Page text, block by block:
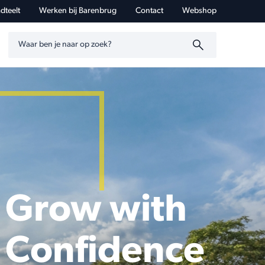
Werken bij Barenbrug Contact Webshop
Grow with
Confidence